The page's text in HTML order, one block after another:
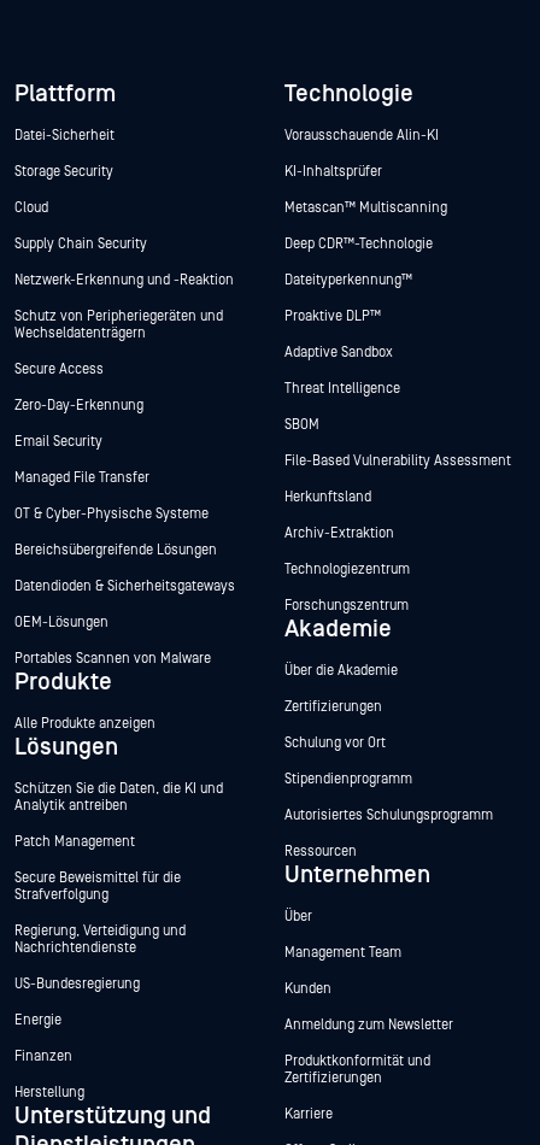
Plattform
Datei-Sicherheit
Storage Security
Cloud
Supply Chain Security
Netzwerk-Erkennung und -Reaktion
Schutz von Peripheriegeräten und
Wechseldatenträgern
Secure Access
Zero-Day-Erkennung
Email Security
Managed File Transfer
OT & Cyber-Physische Systeme
Bereichsübergreifende Lösungen
Datendioden & Sicherheitsgateways
OEM-Lösungen
Portables Scannen von Malware
Produkte
Alle Produkte anzeigen
Lösungen
Schützen Sie die Daten, die KI und
Analytik antreiben
Patch Management
Secure Beweismittel für die
Strafverfolgung
Regierung, Verteidigung und
Nachrichtendienste
US-Bundesregierung
Energie
Finanzen
Herstellung
Unterstützung und
Technologie
Vorausschauende Alin-KI
KI-Inhaltsprüfer
Metascan™ Multiscanning
Deep CDR™-Technologie
Dateityperkennung™
Proaktive DLP™
Adaptive Sandbox
Threat Intelligence
SBOM
File-Based Vulnerability Assessment
Herkunftsland
Archiv-Extraktion
Technologiezentrum
Forschungszentrum
Akademie
Über die Akademie
Zertifizierungen
Schulung vor Ort
Stipendienprogramm
Autorisiertes Schulungsprogramm
Ressourcen
Unternehmen
Über
Management Team
Kunden
Anmeldung zum Newsletter
Produktkonformität und
Zertifizierungen
Karriere